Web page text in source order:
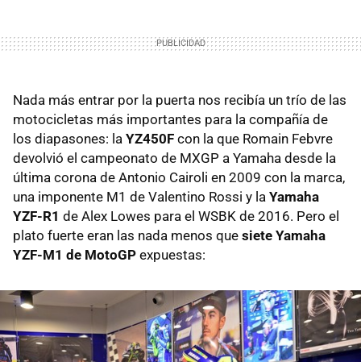
Nada más entrar por la puerta nos recibía un trío de las
motocicletas más importantes para la compañía de
los diapasones: la YZ450F con la que Romain Febvre
devolvió el campeonato de MXGP a Yamaha desde la
última corona de Antonio Cairoli en 2009 con la marca,
una imponente M1 de Valentino Rossi y la Yamaha
YZF-R1 de Alex Lowes para el WSBK de 2016. Pero el
plato fuerte eran las nada menos que siete Yamaha
YZF-M1 de MotoGP expuestas: